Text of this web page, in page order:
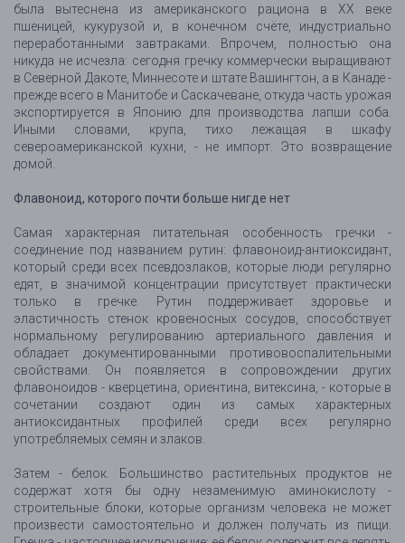
была вытеснена из американского рациона в XX веке
пшеницей, кукурузой и, в конечном счёте, индустриально
переработанными завтраками. Впрочем, полностью она
никуда не исчезла: сегодня гречку коммерчески выращивают
в Северной Дакоте, Миннесоте и штате Вашингтон, а в Канаде -
прежде всего в Манитобе и Саскачеване, откуда часть урожая
экспортируется в Японию для производства лапши соба.
Иными словами, крупа, тихо лежащая в шкафу
североамериканской кухни, - не импорт. Это возвращение
домой.
Флавоноид, которого почти больше нигде нет
Самая характерная питательная особенность гречки -
соединение под названием рутин: флавоноид-антиоксидант,
который среди всех псевдозлаков, которые люди регулярно
едят, в значимой концентрации присутствует практически
только в гречке. Рутин поддерживает здоровье и
эластичность стенок кровеносных сосудов, способствует
нормальному регулированию артериального давления и
обладает документированными противовоспалительными
свойствами. Он появляется в сопровождении других
флавоноидов - кверцетина, ориентина, витексина, - которые в
сочетании создают один из самых характерных
антиоксидантных профилей среди всех регулярно
употребляемых семян и злаков.
Затем - белок. Большинство растительных продуктов не
содержат хотя бы одну незаменимую аминокислоту -
строительные блоки, которые организм человека не может
произвести самостоятельно и должен получать из пищи.